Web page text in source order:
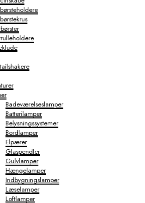
Badeværelseslamper
Batterilamper
Belysningssystemer
Bordlamper
Elpærer
Glaspendler
Gulvlamper
Hængelamper
Indbygningslamper
Læselamper
Loftlamper